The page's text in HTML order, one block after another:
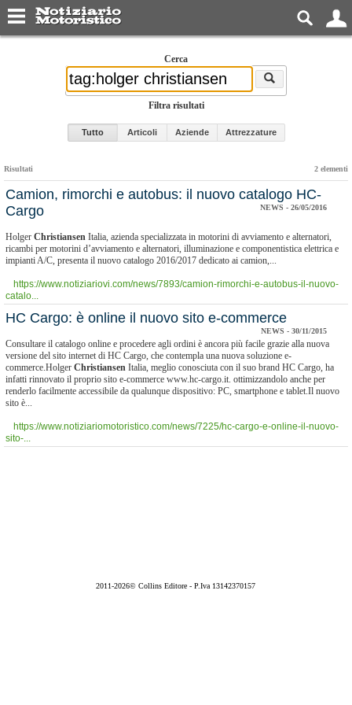
Cerca
Filtra risultati
Tutto Articoli Aziende Attrezzature
Risultati 2 elementi
Camion, rimorchi e autobus: il nuovo catalogo HC-
Cargo
NEWS - 26/05/2016
Holger Christiansen Italia, azienda specializzata in motorini di avviamento e alternatori,
ricambi per motorini d’avviamento e alternatori, illuminazione e componentistica elettrica e
impianti A/C, presenta il nuovo catalogo 2016/2017 dedicato ai camion,...
https://www.notiziariovi.com/news/7893/camion-rimorchi-e-autobus-il-nuovo-
catalo...
HC Cargo: è online il nuovo sito e-commerce
NEWS - 30/11/2015
Consultare il catalogo online e procedere agli ordini è ancora più facile grazie alla nuova
versione del sito internet di HC Cargo, che contempla una nuova soluzione e-
commerce.Holger Christiansen Italia, meglio conosciuta con il suo brand HC Cargo, ha
infatti rinnovato il proprio sito e-commerce www.hc-cargo.it. ottimizzandolo anche per
renderlo facilmente accessibile da qualunque dispositivo: PC, smartphone e tablet.Il nuovo
sito è...
https://www.notiziariomotoristico.com/news/7225/hc-cargo-e-online-il-nuovo-
sito-...
2011-2026© Collins Editore - P.Iva 13142370157